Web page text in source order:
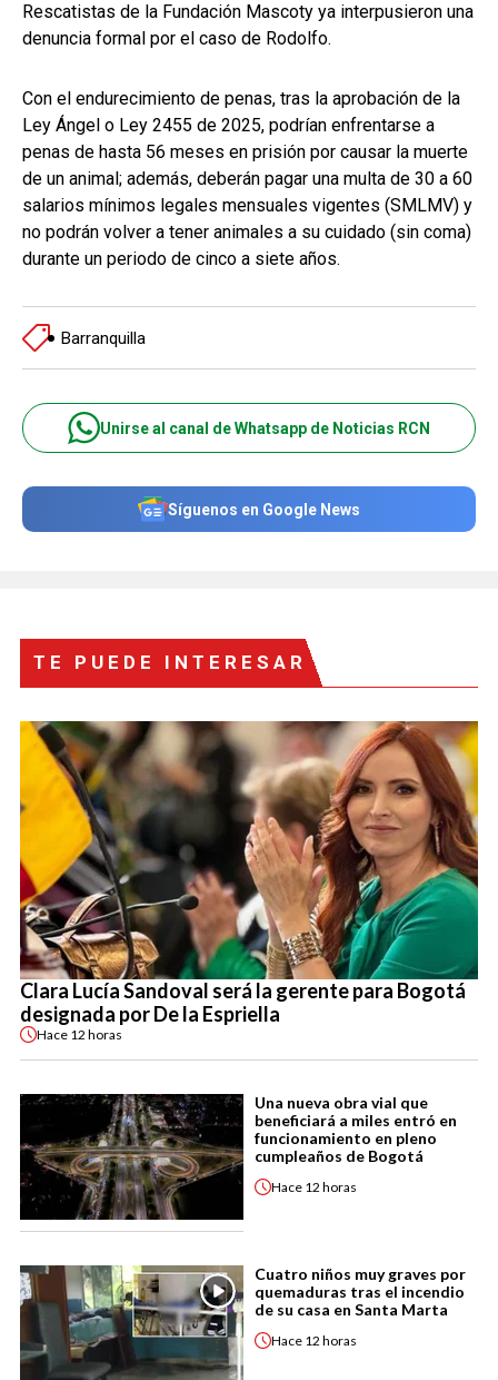
Rescatistas de la Fundación Mascoty ya interpusieron una
denuncia formal por el caso de Rodolfo.
Con el endurecimiento de penas, tras la aprobación de la
Ley Ángel o Ley 2455 de 2025, podrían enfrentarse a
penas de hasta 56 meses en prisión por causar la muerte
de un animal; además, deberán pagar una multa de 30 a 60
salarios mínimos legales mensuales vigentes (SMLMV) y
no podrán volver a tener animales a su cuidado (sin coma)
durante un periodo de cinco a siete años.
Barranquilla
Unirse al canal de Whatsapp de Noticias RCN
Síguenos en Google News
TE PUEDE INTERESAR
Clara Lucía Sandoval será la gerente para Bogotá
designada por De la Espriella
Hace 12 horas
Una nueva obra vial que
beneficiará a miles entró en
funcionamiento en pleno
cumpleaños de Bogotá
Hace 12 horas
Cuatro niños muy graves por
quemaduras tras el incendio
de su casa en Santa Marta
Hace 12 horas